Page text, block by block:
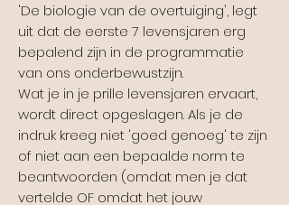
'De biologie van de overtuiging', legt
uit dat de eerste 7 levensjaren erg
bepalend zijn in de programmatie
van ons onderbewustzijn.
Wat je in je prille levensjaren ervaart,
wordt direct opgeslagen. Als je de
indruk kreeg niet 'goed genoeg' te zijn
of niet aan een bepaalde norm te
beantwoorden (omdat men je dat
vertelde OF omdat het jouw